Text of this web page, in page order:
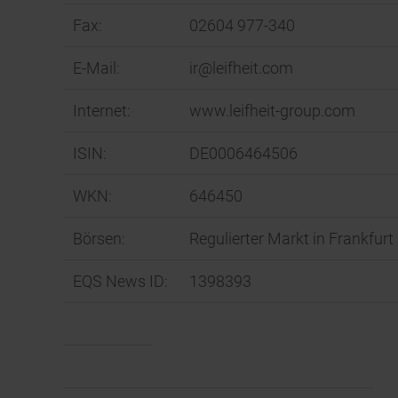
Fax: 02604 977-340
E-Mail: ir@leifheit.com
Internet: www.leifheit-group.com
ISIN: DE0006464506
WKN: 646450
Börsen: Regulierter Markt in
EQS News ID: 1398393